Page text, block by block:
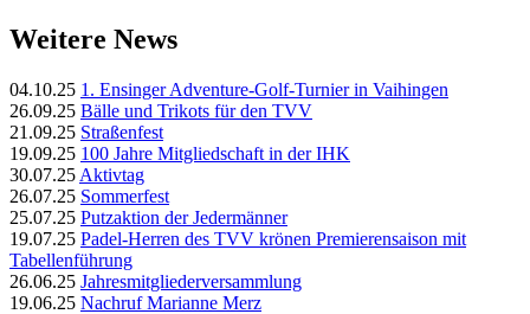
Weitere News
04.10.25 1. Ensinger Adventure-Golf-Turnier in Vaihingen
26.09.25 Bälle und Trikots für den TVV
21.09.25 Straßenfest
19.09.25 100 Jahre Mitgliedschaft in der IHK
30.07.25 Aktivtag
26.07.25 Sommerfest
25.07.25 Putzaktion der Jedermänner
19.07.25 Padel-Herren des TVV krönen Premierensaison mit
Tabellenführung
26.06.25 Jahresmitgliederversammlung
19.06.25 Nachruf Marianne Merz